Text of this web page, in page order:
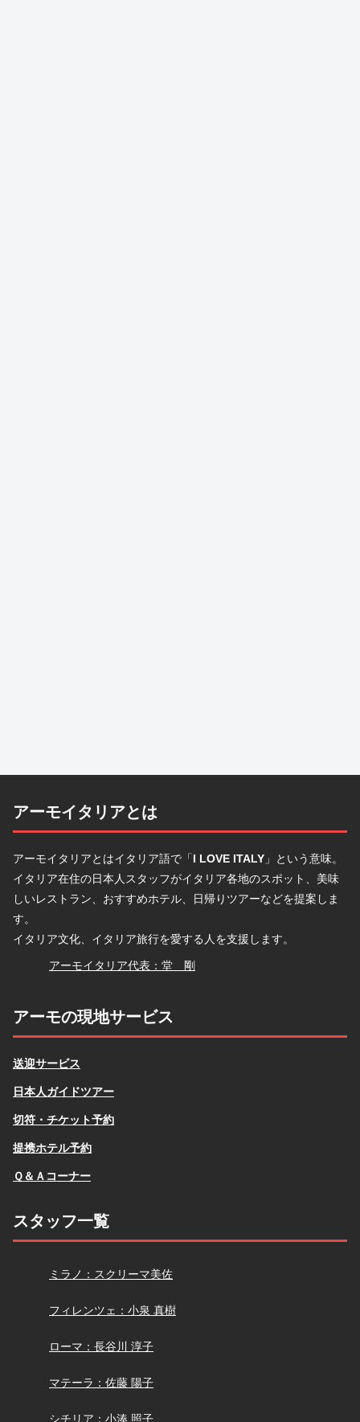
アーモイタリアとは
アーモイタリアとはイタリア語で「I LOVE ITALY 」という意味。
イタリア在住の日本人スタッフがイタリア各地のスポット、美味
しいレストラン、おすすめホテル、日帰りツアーなどを提案しま
す。
イタリア文化、イタリア旅行を愛する人を支援します。
堂
アーモイタリア代表：堂 剛
アーモの現地サービス
送迎サービス
日本人ガイドツアー
切符・チケット予約
提携ホテル予約
Ｑ＆Ａコーナー
スタッフ一覧
スクリーマ
ミラノ：スクリーマ美佐
小泉
フィレンツェ：小泉 真樹
長谷川
ローマ：長谷川 淳子
佐藤
マテーラ：佐藤 陽子
小湊
シチリア：小湊 照子